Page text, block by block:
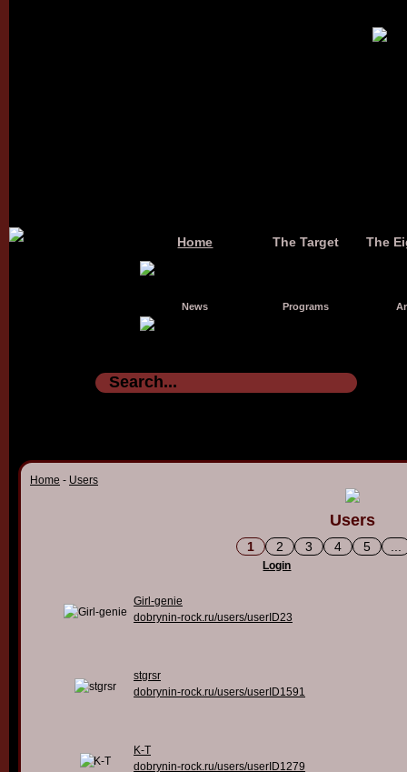
Home The Target The
News Programs
Home - Users
Users
1 2 3 4 5
Login
Girl-genie
dobrynin-rock.ru/users/userID23
stgrsr
dobrynin-rock.ru/users/userID1591
K-T
dobrynin-rock.ru/users/userID1279